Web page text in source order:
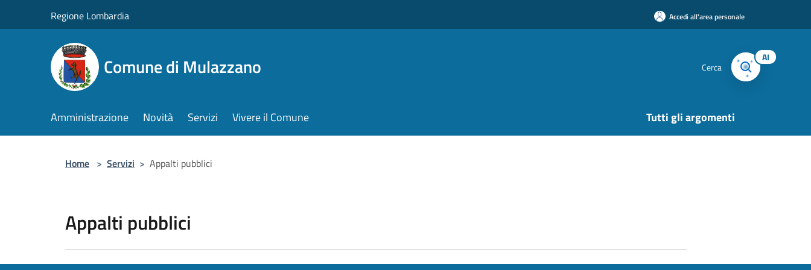
Regione Lombardia Accedi all'area personale
Comune di Mulazzano Cerca
AI
Amministrazione Novità Servizi Vivere il Comune Tutti gli argomenti
Home > Servizi > Appalti pubblici
Appalti pubblici